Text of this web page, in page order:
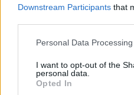
Downstream Participants that
Please note that this website/
not limited to your visit or
grant or deny consent to
use your data for below
Personal Data
I want to opt-out of the
personal data.
Opted In
Kövess minket, és
Facebookon is!